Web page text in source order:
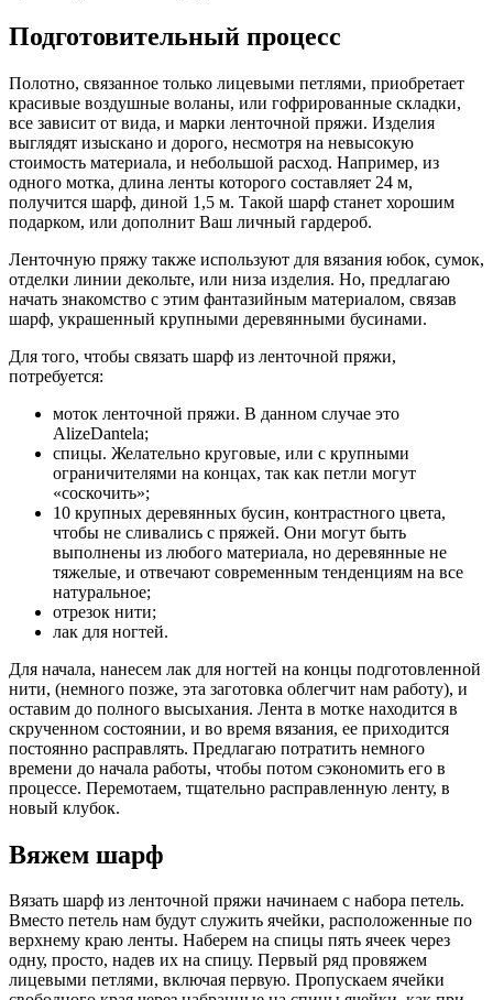
Подготовительный процесс
Полотно, связанное только лицевыми петлями, приобретает
красивые воздушные воланы, или гофрированные складки,
все зависит от вида, и марки ленточной пряжи. Изделия
выглядят изыскано и дорого, несмотря на невысокую
стоимость материала, и небольшой расход. Например, из
одного мотка, длина ленты которого составляет 24 м,
получится шарф, диной 1,5 м. Такой шарф станет хорошим
подарком, или дополнит Ваш личный гардероб.
Ленточную пряжу также используют для вязания юбок, сумок,
отделки линии декольте, или низа изделия. Но, предлагаю
начать знакомство с этим фантазийным материалом, связав
шарф, украшенный крупными деревянными бусинами.
Для того, чтобы связать шарф из ленточной пряжи,
потребуется:
моток ленточной пряжи. В данном случае это
AlizeDantela;
спицы. Желательно круговые, или с крупными
ограничителями на концах, так как петли могут
«соскочить»;
10 крупных деревянных бусин, контрастного цвета,
чтобы не сливались с пряжей. Они могут быть
выполнены из любого материала, но деревянные не
тяжелые, и отвечают современным тенденциям на все
натуральное;
отрезок нити;
лак для ногтей.
Для начала, нанесем лак для ногтей на концы подготовленной
нити, (немного позже, эта заготовка облегчит нам работу), и
оставим до полного высыхания. Лента в мотке находится в
скрученном состоянии, и во время вязания, ее приходится
постоянно расправлять. Предлагаю потратить немного
времени до начала работы, чтобы потом сэкономить его в
процессе. Перемотаем, тщательно расправленную ленту, в
новый клубок.
Вяжем шарф
Вязать шарф из ленточной пряжи начинаем с набора петель.
Вместо петель нам будут служить ячейки, расположенные по
верхнему краю ленты. Наберем на спицы пять ячеек через
одну, просто, надев их на спицу. Первый ряд провяжем
лицевыми петлями, включая первую. Пропускаем ячейки